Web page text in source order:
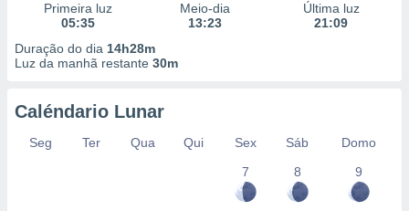
Primeira luz
05:35
Meio-dia
13:23
Última luz
21:09
Duração do dia 14h28m
Luz da manhã restante 30m
Caléndario Lunar
Seg Ter Qua Qui Sex Sáb
Domo
7
8 9